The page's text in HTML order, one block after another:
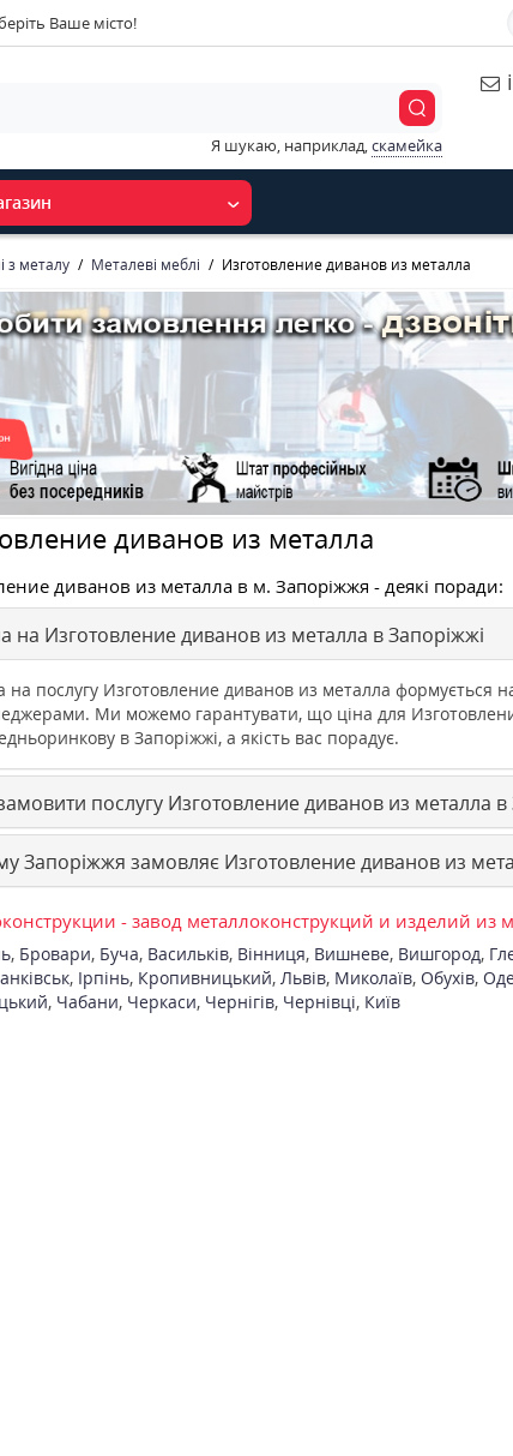
Ваше місто!
Я шукаю, наприклад,скамейка
з металу Металеві меблі Изготовление диванов из металла
диванов из металла
диванов из металла в м. Запоріжжя - деякі поради:
на Изготовление диванов из металла в Запоріжжі
на послугу Изготовление диванов из металла формується
Ми можемо гарантувати, що ціна для
в Запоріжжі, а якість вас порадує.
послугу Изготовление диванов из металла в
Запоріжжя замовляє Изготовление диванов из
- завод металлоконструкций и изделий из
, Бровари, Буча, Васильків, Вінниця, Вишневе, Вишгород,
, Ірпінь, Кропивницький, Львів, Миколаїв, Обухів,
, Чабани, Черкаси, Чернігів, Чернівці, Київ